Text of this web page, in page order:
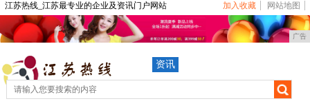
江苏热线_江苏最专业的企业及资讯门户网站 加入收藏 网站地图
广告
资讯